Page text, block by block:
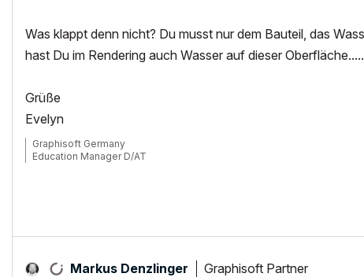
Was klappt denn nicht? Du musst nur dem Bauteil, das
hast Du im Rendering auch Wasser auf dieser Oberfläche.....
Grüße
Evelyn
Graphisoft Germany
Education Manager D/AT
Markus Denzlinger Graphisoft Partner